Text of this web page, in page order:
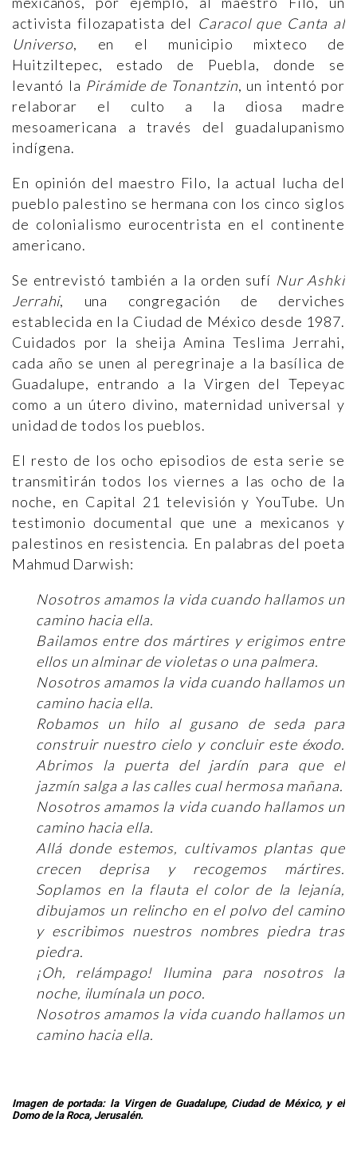
activista filozapatista del Caracol que Canta al
Universo, en el municipio mixteco de
Huitziltepec, estado de Puebla, donde se
levantó la Pirámide de Tonantzin, un intentó por
relaborar el culto a la diosa madre
mesoamericana a través del guadalupanismo
indígena.
En opinión del maestro Filo, la actual lucha del
pueblo palestino se hermana con los cinco siglos
de colonialismo eurocentrista en el continente
americano.
Se entrevistó también a la orden sufí Nur Ashki
Jerrahi, una congregación de derviches
establecida en la Ciudad de México desde 1987.
Cuidados por la sheija Amina Teslima Jerrahi,
cada año se unen al peregrinaje a la basílica de
Guadalupe, entrando a la Virgen del Tepeyac
como a un útero divino, maternidad universal y
unidad de todos los pueblos.
El resto de los ocho episodios de esta serie se
transmitirán todos los viernes a las ocho de la
noche, en Capital 21 televisión y YouTube. Un
testimonio documental que une a mexicanos y
palestinos en resistencia. En palabras del poeta
Mahmud Darwish:
Nosotros amamos la vida cuando hallamos un
camino hacia ella.
Bailamos entre dos mártires y erigimos entre
ellos un alminar de violetas o una palmera.
Nosotros amamos la vida cuando hallamos un
camino hacia ella.
Robamos un hilo al gusano de seda para
construir nuestro cielo y concluir este éxodo.
Abrimos la puerta del jardín para que el
jazmín salga a las calles cual hermosa mañana.
Nosotros amamos la vida cuando hallamos un
camino hacia ella.
Allá donde estemos, cultivamos plantas que
crecen deprisa y recogemos mártires.
Soplamos en la flauta el color de la lejanía,
dibujamos un relincho en el polvo del camino
y escribimos nuestros nombres piedra tras
piedra.
¡Oh, relámpago! Ilumina para nosotros la
noche, ilumínala un poco.
Nosotros amamos la vida cuando hallamos un
camino hacia ella.
Imagen de portada: la Virgen de Guadalupe, Ciudad de México, y el
Domo de la Roca, Jerusalén.